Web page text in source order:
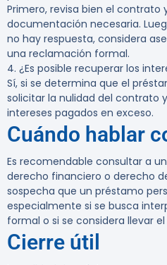
Primero, revisa bien el
documentación necesaria.
no hay respuesta, considera
una reclamación formal.
4. ¿Es posible recuperar los
Sí, si se determina que el
solicitar la nulidad del contrato
intereses pagados en exceso.
Cuándo hablar
Es recomendable consultar a
derecho financiero o derecho
sospecha que un préstamo
especialmente si se busca
formal o si se considera llevar
Cierre útil